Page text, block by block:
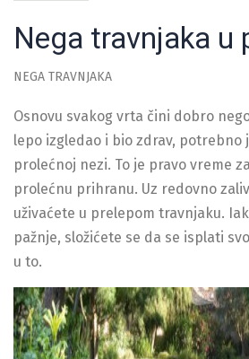
Nega travnjaka u
NEGA TRAVNJAKA
Osnovu svakog vrta čini dobro
lepo izgledao i bio zdrav, potrebno
prolećnoj nezi. To je pravo vreme
prolećnu prihranu. Uz redovno
uživaćete u prelepom travnjaku.
pažnje, složićete se da se isplati
u to.